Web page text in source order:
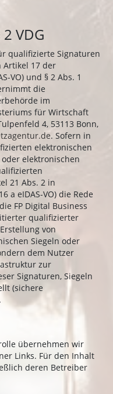
VDG
qualifizierte Signaturen
Artikel 17 der
VO) und § 2 Abs. 1
die
im
für Wirtschaft
4, 53113 Bonn,
. Sofern in
elektronischen
elektronischen
21 Abs. 2 in
a eIDAS-VO) die Rede
FP Digital Business
qualifizierter
von
Siegeln oder
dem Nutzer
zur
Signaturen, Siegeln
(sichere
übernehmen wir
Links. Für den Inhalt
deren Betreiber